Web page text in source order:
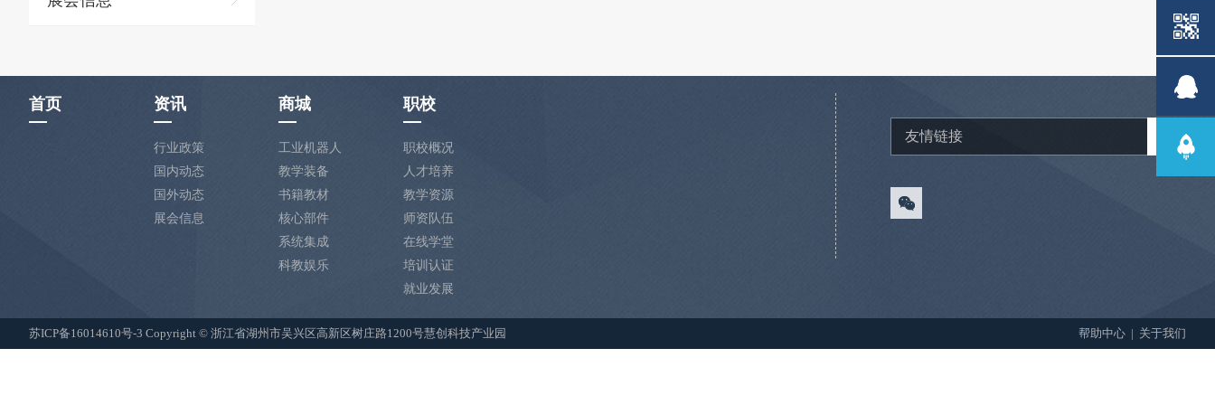
首页 资讯
行业政策
国内动态
国外动态
展会信息
商城
工业机器人
教学装备
书籍教材
核心部件
系统集成
科教娱乐
职校
职校概况
人才培养
教学资源
师资队伍
在线学堂
培训认证
就业发展
苏ICP备16014610号-3 Copyright © 浙江省湖州市吴兴区高新区树庄路1200号慧创科技产业园 帮助中心 | 关于我们